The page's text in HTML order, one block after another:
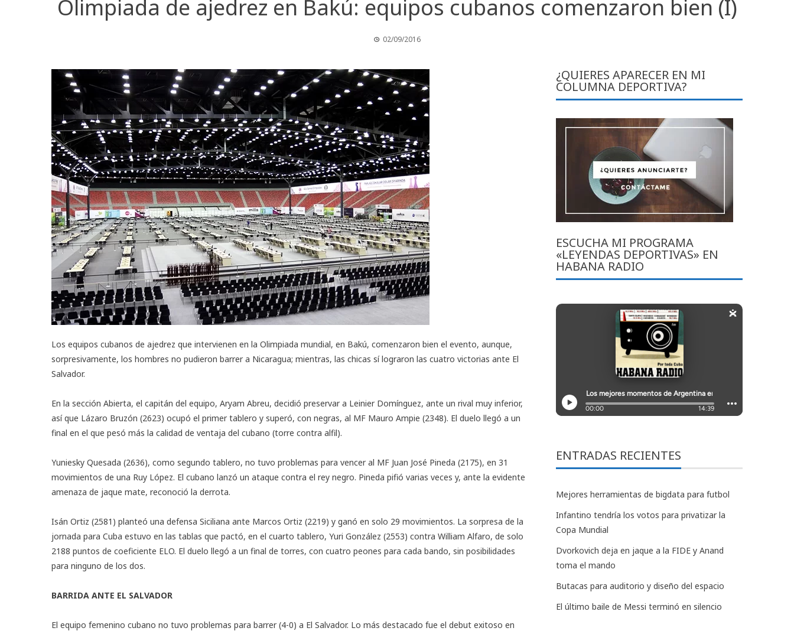
Olimpiada de ajedrez en Bakú: equipos cubanos comenzaron bien (I)
02/09/2016
Los equipos cubanos de ajedrez que intervienen en la Olimpiada mundial, en Bakú, comenzaron bien el evento, aunque,
sorpresivamente, los hombres no pudieron barrer a Nicaragua; mientras, las chicas sí lograron las cuatro victorias ante El
Salvador.
En la sección Abierta, el capitán del equipo, Aryam Abreu, decidió preservar a Leinier Domínguez, ante un rival muy inferior,
así que Lázaro Bruzón (2623) ocupó el primer tablero y superó, con negras, al MF Mauro Ampie (2348). El duelo llegó a un
final en el que pesó más la calidad de ventaja del cubano (torre contra alfil).
Yuniesky Quesada (2636), como segundo tablero, no tuvo problemas para vencer al MF Juan José Pineda (2175), en 31
movimientos de una Ruy López. El cubano lanzó un ataque contra el rey negro. Pineda pifió varias veces y, ante la evidente
amenaza de jaque mate, reconoció la derrota.
Isán Ortiz (2581) planteó una defensa Siciliana ante Marcos Ortiz (2219) y ganó en solo 29 movimientos. La sorpresa de la
jornada para Cuba estuvo en las tablas que pactó, en el cuarto tablero, Yuri González (2553) contra William Alfaro, de solo
2188 puntos de coeficiente ELO. El duelo llegó a un final de torres, con cuatro peones para cada bando, sin posibilidades
para ninguno de los dos.
BARRIDA ANTE EL SALVADOR
El equipo femenino cubano no tuvo problemas para barrer (4-0) a El Salvador. Lo más destacado fue el debut exitoso en
¿QUIERES APARECER EN MI
COLUMNA DEPORTIVA?
ESCUCHA MI PROGRAMA
«LEYENDAS DEPORTIVAS» EN
HABANA RADIO
ENTRADAS RECIENTES
Mejores herramientas de bigdata para futbol
Infantino tendría los votos para privatizar la
Copa Mundial
Dvorkovich deja en jaque a la FIDE y Anand
toma el mando
Butacas para auditorio y diseño del espacio
El último baile de Messi terminó en silencio